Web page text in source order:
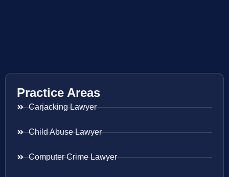
Practice Areas
Carjacking Lawyer
Child Abuse Lawyer
Computer Crime Lawyer